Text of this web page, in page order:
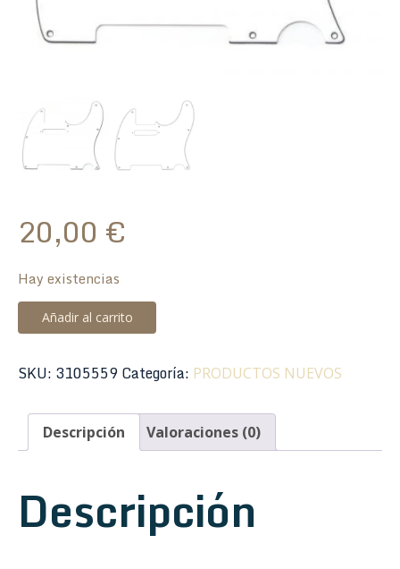
20,00 €
Hay existencias
Golpeador
3
Jet
Telecaster
S/S
WH
Blanco
cantidad
Añadir al carrito
SKU: 3105559Categoría: PRODUCTOS NUEVOS
Descripción Valoraciones (0)
Descripción